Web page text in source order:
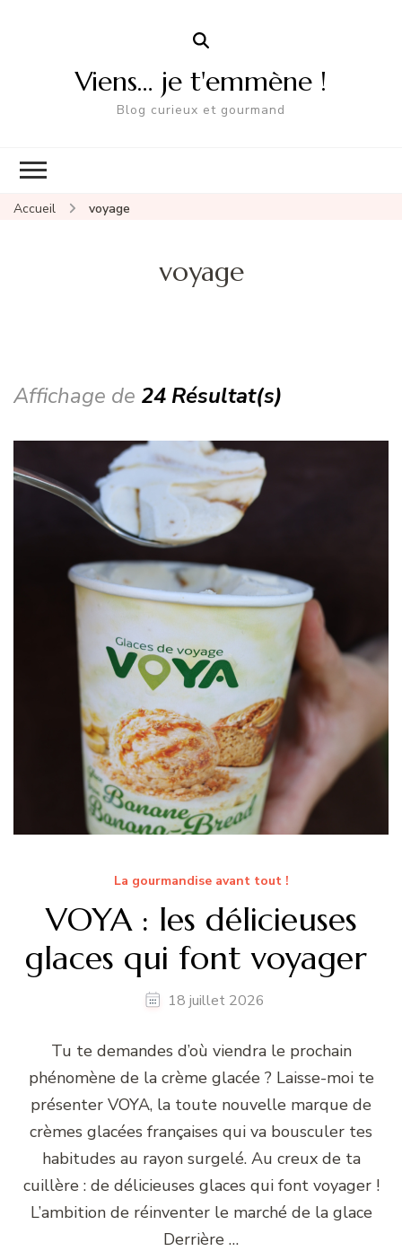
Viens… je t'emmène !
Blog curieux et gourmand
Accueil voyage
voyage
Affichage de 24 Résultat(s)
La gourmandise avant tout !
VOYA : les délicieuses
glaces qui font voyager
18 juillet 2026
Tu te demandes d’où viendra le prochain
phénomène de la crème glacée ? Laisse-moi te
présenter VOYA, la toute nouvelle marque de
crèmes glacées françaises qui va bousculer tes
habitudes au rayon surgelé. Au creux de ta
cuillère : de délicieuses glaces qui font voyager !
L’ambition de réinventer le marché de la glace
Derrière …